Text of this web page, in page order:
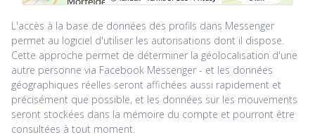
L'accès à la base de données des profils dans Messenger
permet au logiciel d'utiliser les autorisations dont il dispose.
Cette approche permet de déterminer la géolocalisation d'une
autre personne via Facebook Messenger - et les données
géographiques réelles seront affichées aussi rapidement et
précisément que possible, et les données sur les mouvements
seront stockées dans la mémoire du compte et pourront être
consultées à tout moment.